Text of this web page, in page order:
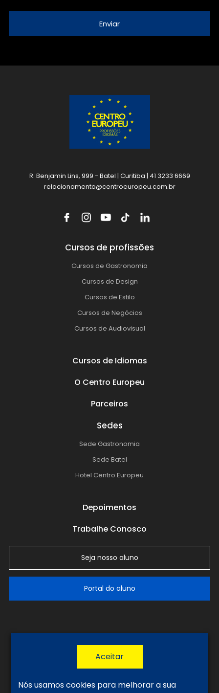
R. Benjamin Lins, 999 - Batel | Curitiba | 41 3233 6669
relacionamento@centroeuropeu.com.br
Cursos de profissões
Cursos de Gastronomia
Cursos de Design
Cursos de Estilo
Cursos de Negócios
Cursos de Audiovisual
Cursos de Idiomas
O Centro Europeu
Parceiros
Sedes
Sede Gastronomia
Sede Batel
Hotel Centro Europeu
Depoimentos
Trabalhe Conosco
Seja nosso aluno
Portal do aluno
Política de Privacidade
Termos de Uso
Nós usamos cookies para melhorar a sua